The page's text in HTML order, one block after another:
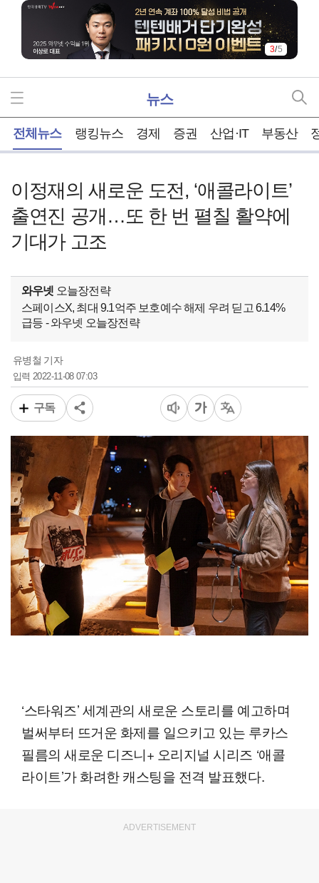
3/5
뉴스
전체뉴스 랭킹뉴스 경제 증권 산업·IT 부동산
이정재의 새로운 도전, ‘애콜라이트’
출연진 공개…또 한 번 펼칠 활약에
기대가 고조
와우넷 오늘장전략
스페이스X, 최대 9.1억주 보호예수 해제 우려 딛고 6.14%
급등 - 와우넷 오늘장전략
유병철 기자
입력2022-11-08 07:03
구독
‘스타워즈’ 세계관의 새로운 스토리를 예고하며
벌써부터 뜨거운 화제를 일으키고 있는 루카스
필름의 새로운 디즈니+ 오리지널 시리즈 ‘애콜
라이트’가 화려한 캐스팅을 전격 발표했다.
ADVERTISEMENT